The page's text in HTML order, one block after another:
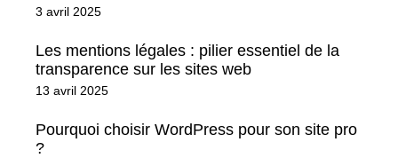
3 avril 2025
Les mentions légales : pilier essentiel de la
transparence sur les sites web
13 avril 2025
Pourquoi choisir WordPress pour son site pro
?